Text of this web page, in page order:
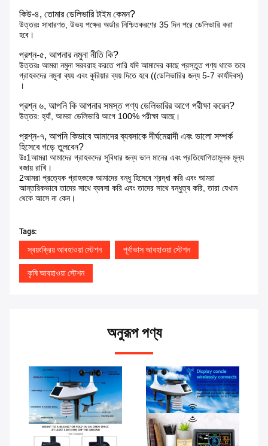
কিউ-৪, তোমার ডেলিভারি টাইম কেমন?
উত্তরঃ সাধারণত, উভয় পক্ষের অর্ডার নিশ্চিতকরণের 35 দিন পরে ডেলিভারি করা
হবে।
প্রশ্ন-৫, আপনার নমুনা নীতি কি?
উত্তরঃ আমরা নমুনা সরবরাহ করতে পারি যদি আমাদের কাছে প্রস্তুত পণ্য থাকে তবে
গ্রাহকদের নমুনা ব্যয় এবং কুরিয়ার ব্যয় দিতে হবে ((ডেলিভারির জন্য 5-7 কার্যদিবস)
।
প্রশ্ন ৬, আপনি কি আপনার সমস্ত পণ্য ডেলিভারির আগে পরীক্ষা করেন?
উত্তর: হ্যাঁ, আমরা ডেলিভারি আগে 100% পরীক্ষা আছে।
প্রশ্ন-৭, আপনি কিভাবে আমাদের ব্যবসাকে দীর্ঘমেয়াদী এবং ভালো সম্পর্ক
হিসেবে গড়ে তুলবেন?
উঃ1আমরা আমাদের গ্রাহকদের সুবিধার জন্য ভাল মানের এবং প্রতিযোগিতামূলক মূল্য
বজায় রাখি।
2আমরা প্রত্যেক গ্রাহককে আমাদের বন্ধু হিসেবে শ্রদ্ধা করি এবং আমরা
আন্তরিকভাবে তাদের সাথে ব্যবসা করি এবং তাদের সাথে বন্ধুত্ব করি, তারা যেখান
থেকে আসে না কেন।
Tags:
স্বয়ংক্রিয় আবহাওয়া স্টেশন পূর্বাভাস আবহাওয়া স্টেশন
কৃষি আবহাওয়া স্টেশন
অনুরূপ পণ্য